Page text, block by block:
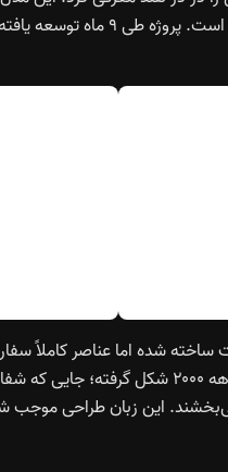
بر پایه مدل استاندارد ۱۲/۲۵۶ گیگابایت
سخت‌افزار به سبک نوستالژی اواخر دهه ۹۰